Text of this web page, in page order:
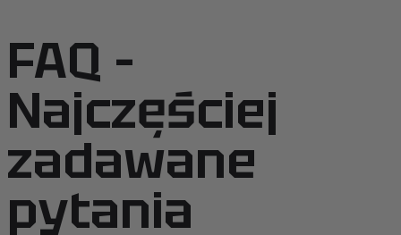
FAQ –
Najczęściej
zadawane
pytania